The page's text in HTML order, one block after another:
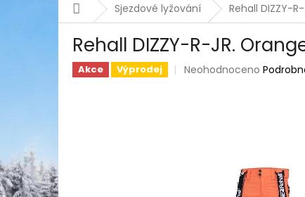
DomůSjezdové lyžování Rehall DIZZY-
Rehall DIZZY-R-JR.
Akce Výprodej
Průměrné
Neohodnoceno